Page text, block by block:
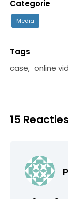
Categorie
Media
Tags
case, online
15 Reacties